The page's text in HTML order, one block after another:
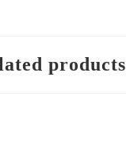
products